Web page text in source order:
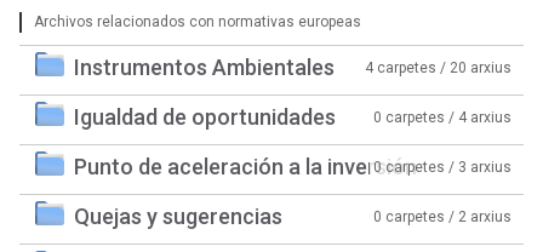
Archivos relacionados con normativas europeas
Instrumentos Ambientales 4 carpetes / 20 arxius
Igualdad de oportunidades 0 carpetes / 4 arxius
Punto de aceleración a la inversión0 carpetes / 3 arxius
Quejas y sugerencias 0 carpetes / 2 arxius